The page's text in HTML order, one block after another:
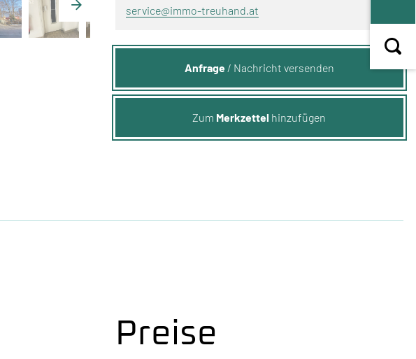
service@immo-treuhand.at
Anfrage/ Nachricht versenden
Zum Merkzettel hinzufügen
Preise